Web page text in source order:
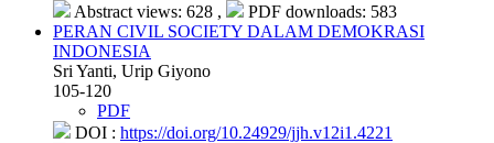
Abstract views: 628 ,
PDF downloads: 583
PERAN CIVIL SOCIETY DALAM DEMOKRASI
INDONESIA
Sri Yanti, Urip Giyono
105-120
PDF
DOI : https://doi.org/10.24929/jjh.v12i1.4221